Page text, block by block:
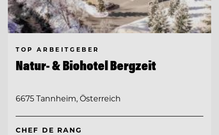
TOP ARBEITGEBER
Natur- & Biohotel Bergzeit
6675 Tannheim, Österreich
CHEF DE RANG